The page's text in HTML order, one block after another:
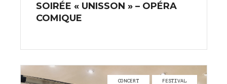
SOIRÉE « UNISSON » – OPÉRA
COMIQUE
CONCERT FESTIVAL